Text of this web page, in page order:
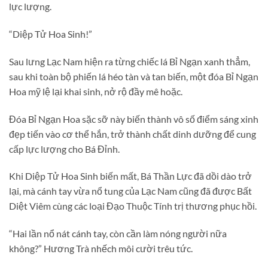
lực lượng.
“Diệp Tử Hoa Sinh!”
Sau lưng Lạc Nam hiện ra từng chiếc lá Bỉ Ngạn xanh thẳm,
sau khi toàn bộ phiến lá héo tàn và tan biến, một đóa Bỉ Ngạn
Hoa mỹ lệ lại khai sinh, nở rộ đầy mê hoặc.
Đóa Bỉ Ngạn Hoa sặc sỡ này biến thành vô số điểm sáng xinh
đẹp tiến vào cơ thể hắn, trở thành chất dinh dưỡng để cung
cấp lực lượng cho Bá Đỉnh.
Khi Diệp Tử Hoa Sinh biến mất, Bá Thần Lực đã dồi dào trở
lại, mà cánh tay vừa nổ tung của Lạc Nam cũng đã được Bất
Diệt Viêm cùng các loại Đạo Thuộc Tính trị thương phục hồi.
“Hai lần nổ nát cánh tay, còn cần làm nóng người nữa
không?” Hương Trà nhếch môi cười trêu tức.